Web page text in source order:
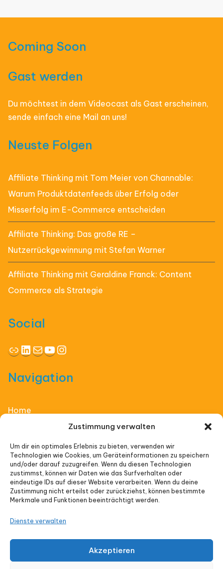
Zustimmung verwalten
Um dir ein optimales Erlebnis zu bieten, verwenden wir
Technologien wie Cookies, um Geräteinformationen zu speichern
und/oder darauf zuzugreifen. Wenn du diesen Technologien
zustimmst, können wir Daten wie das Surfverhalten oder
eindeutige IDs auf dieser Website verarbeiten. Wenn du deine
Zustimmung nicht erteilst oder zurückziehst, können bestimmte
Merkmale und Funktionen beeinträchtigt werden.
Dienste verwalten
Akzeptieren
Coming Soon
Gast werden
Du möchtest in dem Videocast als Gast erscheinen,
sende einfach eine Mail an uns!
Neuste Folgen
Affiliate Thinking mit Tom Meier von Channable:
Warum Produktdatenfeeds über Erfolg oder
Misserfolg im E-Commerce entscheiden
Affiliate Thinking: Das große RE –
Nutzerrückgewinnung mit Stefan Warner
Affiliate Thinking mit Geraldine Franck: Content
Commerce als Strategie
Social
LinkLinkedIn
E-MailYouTube
Instagram
Navigation
Home
Vorträge
Veranstaltungen
Datenschutz
Cookie-Richtlinie (EU)